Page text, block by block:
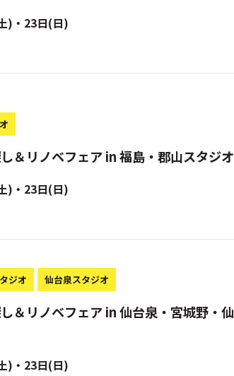
)・23日(日)
＆リノベフェア in 福島・郡山スタジオ
)・23日(日)
ジオ 仙台泉スタジオ
＆リノベフェア in 仙台泉・宮城野・仙
)・23日(日)